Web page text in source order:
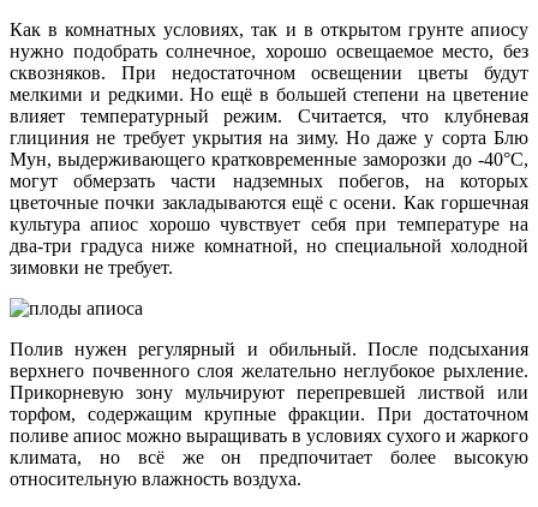
Как в комнатных условиях, так и в открытом грунте апиосу
нужно подобрать солнечное, хорошо освещаемое место, без
сквозняков. При недостаточном освещении цветы будут
мелкими и редкими. Но ещё в большей степени на цветение
влияет температурный режим. Считается, что клубневая
глициния не требует укрытия на зиму. Но даже у сорта Блю
Мун, выдерживающего кратковременные заморозки до -40°C,
могут обмерзать части надземных побегов, на которых
цветочные почки закладываются ещё с осени. Как горшечная
культура апиос хорошо чувствует себя при температуре на
два-три градуса ниже комнатной, но специальной холодной
зимовки не требует.
Полив нужен регулярный и обильный. После подсыхания
верхнего почвенного слоя желательно неглубокое рыхление.
Прикорневую зону мульчируют перепревшей листвой или
торфом, содержащим крупные фракции. При достаточном
поливе апиос можно выращивать в условиях сухого и жаркого
климата, но всё же он предпочитает более высокую
относительную влажность воздуха.